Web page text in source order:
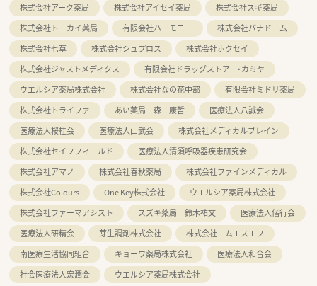
株式会社アーク薬局 株式会社アイセイ薬局
株式会社スギ薬局
株式会社トーカイ薬局
有限会社ハーモニー
株式会社パナドーム
株式会社七草
株式会社シュプロス
株式会社ホクセイ
株式会社ジャストメディクス
有限会社ドラッグストアー・カミヤ
ウエルシア薬局株式会社
株式会社なの花中部
有限会社ミドリ薬局
株式会社トライファ
あい薬局 森 康哲
医療法人八誠会
医療法人桜桂会
医療法人山武会
株式会社メディカルブレイン
株式会社セイフフィールド
医療法人清須呼吸器疾患研究会
株式会社アマノ
株式会社春秋薬局
株式会社ファインメディカル
株式会社Colours
One Key株式会社
ウエルシア薬局株式会社
株式会社ファーマアシスト
スズキ薬局 鈴木祐文
医療法人偕行会
医療法人研精会
芽生調剤株式会社
株式会社エムエスエフ
南医療生活協同組合
キョーワ薬局株式会社
医療法人和合会
社会医療法人宏潤会
ウエルシア薬局株式会社